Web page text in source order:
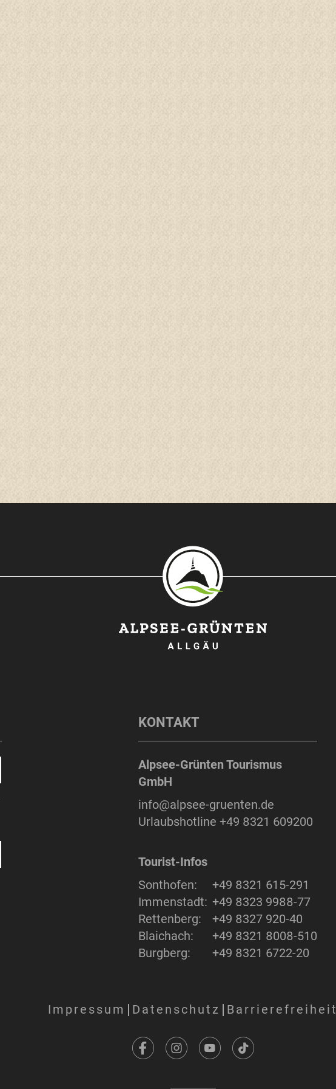
KONTAKT
Alpsee-Grünten Tourismus
GmbH
info@alpsee-gruenten.de
Urlaubshotline+49 8321 609200
Tourist-Infos
Sonthofen:
+49 8321 615-291
Immenstadt: +49 8323 9988-77
Rettenberg:
+49 8327 920-40
Blaichach:
+49 8321 8008-510
Burgberg:
+49 8321 6722-20
Impressum Datenschutz Barrierefreiheit